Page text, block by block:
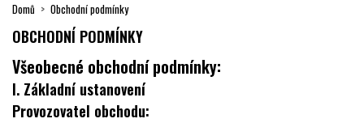
Domů Obchodní podmínky
OBCHODNÍ PODMÍNKY
Všeobecné obchodní podmínky:
I. Základní ustanovení
Provozovatel obchodu: